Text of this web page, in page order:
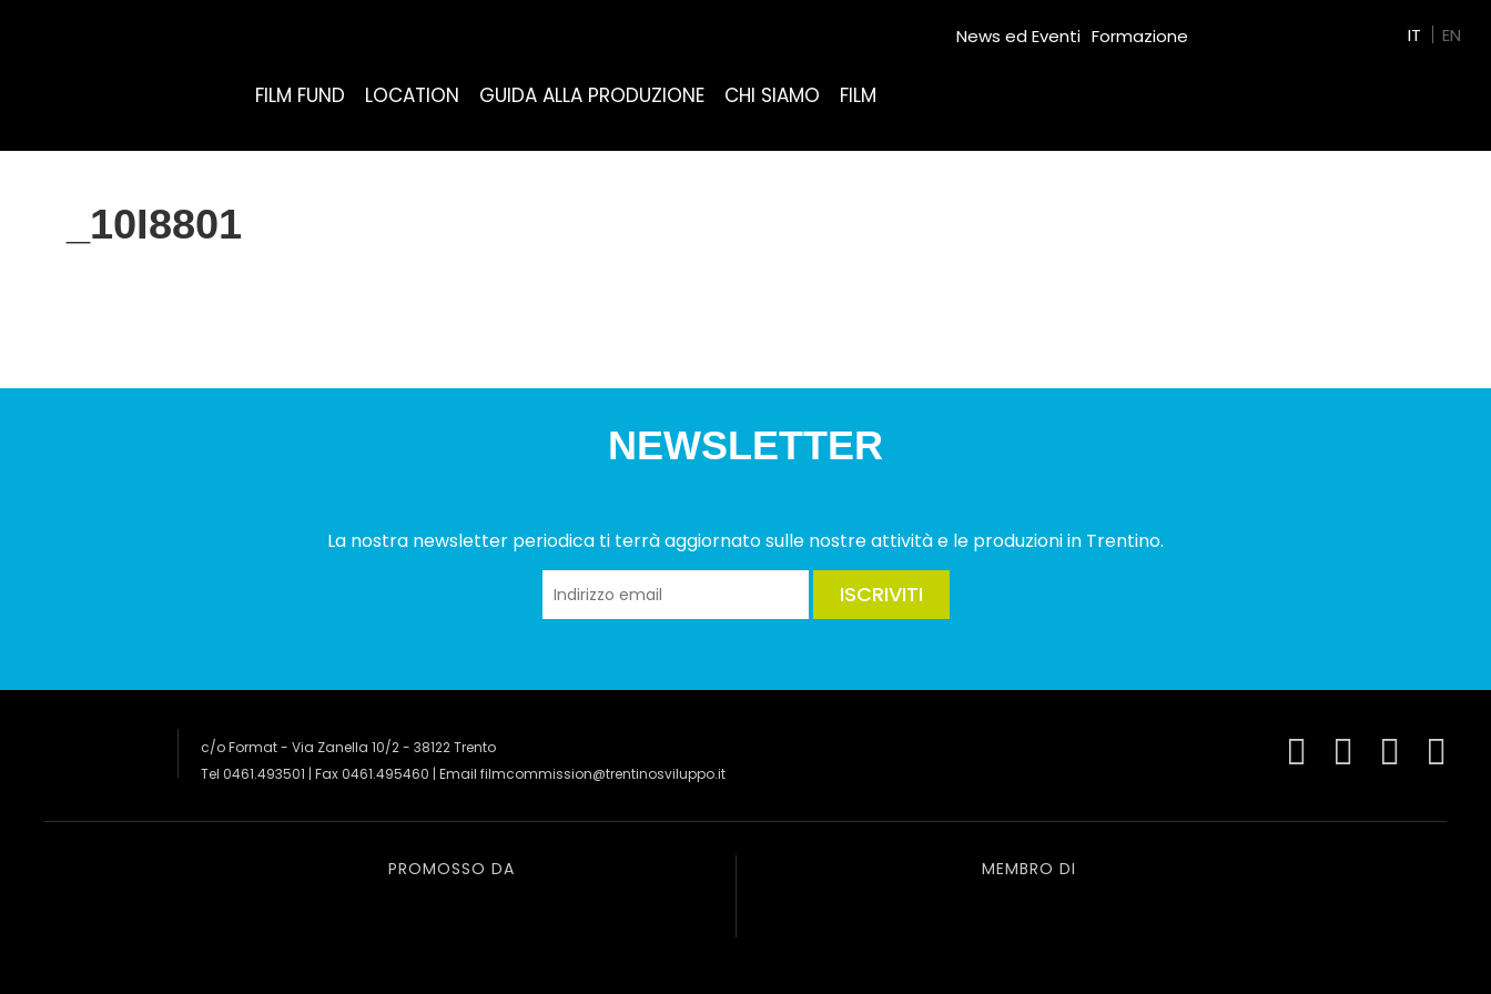
FILM FUND LOCATION GUIDA ALLA PRODUZIONE CHI SIAMO FILM
News ed Eventi Formazione IT EN
_10I8801
NEWSLETTER
La nostra newsletter periodica ti terrà aggiornato sulle nostre attività e le produzioni in Trentino.
ISCRIVITI
c/o Format - Via Zanella 10/2 - 38122 Trento
Tel 0461.493501 | Fax 0461.495460 | Email filmcommission@trentinosviluppo.it
PROMOSSO DA MEMBRO DI